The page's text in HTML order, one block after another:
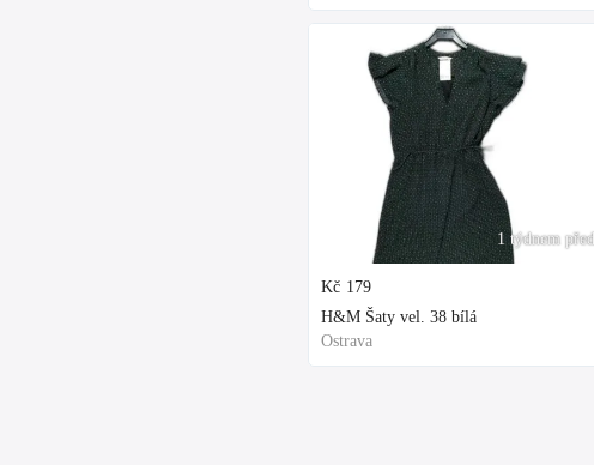
1 týdnem před
Kč 179
H&M Šaty vel. 38 bílá
Ostrava